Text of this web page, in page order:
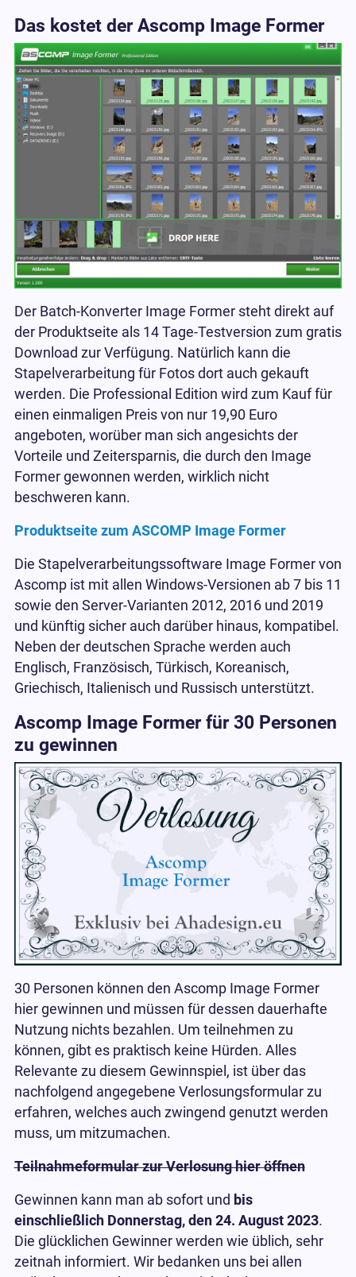
Das kostet der Ascomp Image Former
Der Batch-Konverter Image Former steht direkt auf
der Produktseite als 14 Tage-Testversion zum gratis
Download zur Verfügung. Natürlich kann die
Stapelverarbeitung für Fotos dort auch gekauft
werden. Die Professional Edition wird zum Kauf für
einen einmaligen Preis von nur 19,90 Euro
angeboten, worüber man sich angesichts der
Vorteile und Zeitersparnis, die durch den Image
Former gewonnen werden, wirklich nicht
beschweren kann.
Produktseite zum ASCOMP Image Former
Die Stapelverarbeitungssoftware Image Former von
Ascomp ist mit allen Windows-Versionen ab 7 bis 11
sowie den Server-Varianten 2012, 2016 und 2019
und künftig sicher auch darüber hinaus, kompatibel.
Neben der deutschen Sprache werden auch
Englisch, Französisch, Türkisch, Koreanisch,
Griechisch, Italienisch und Russisch unterstützt.
Ascomp Image Former für 30 Personen
zu gewinnen
30 Personen können den Ascomp Image Former
hier gewinnen und müssen für dessen dauerhafte
Nutzung nichts bezahlen. Um teilnehmen zu
können, gibt es praktisch keine Hürden. Alles
Relevante zu diesem Gewinnspiel, ist über das
nachfolgend angegebene Verlosungsformular zu
erfahren, welches auch zwingend genutzt werden
muss, um mitzumachen.
Teilnahmeformular zur Verlosung hier öffnen
Gewinnen kann man ab sofort und bis
einschließlich Donnerstag, den 24. August 2023.
Die glücklichen Gewinner werden wie üblich, sehr
zeitnah informiert. Wir bedanken uns bei allen